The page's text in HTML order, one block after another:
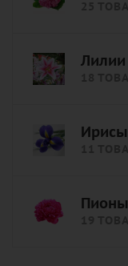
Лилии
Ирисы
Пионы